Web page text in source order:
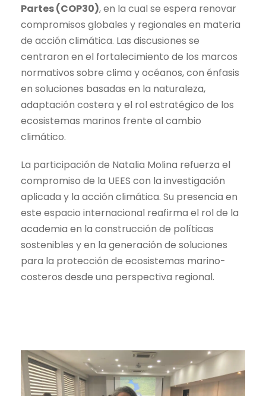
Partes (COP30), en la cual se espera renovar
compromisos globales y regionales en materia
de acción climática. Las discusiones se
centraron en el fortalecimiento de los marcos
normativos sobre clima y océanos, con énfasis
en soluciones basadas en la naturaleza,
adaptación costera y el rol estratégico de los
ecosistemas marinos frente al cambio
climático.
La participación de Natalia Molina refuerza el
compromiso de la UEES con la investigación
aplicada y la acción climática. Su presencia en
este espacio internacional reafirma el rol de la
academia en la construcción de políticas
sostenibles y en la generación de soluciones
para la protección de ecosistemas marino-
costeros desde una perspectiva regional.